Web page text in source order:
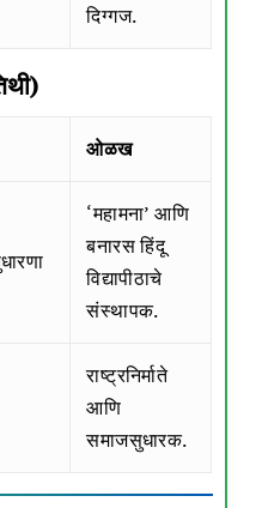
दिग्गज.
ओळख
‘महामना’ आणि
बनारस हिंदू
विद्यापीठाचे
संस्थापक.
राष्ट्रनिर्माते
आणि
समाजसुधारक.